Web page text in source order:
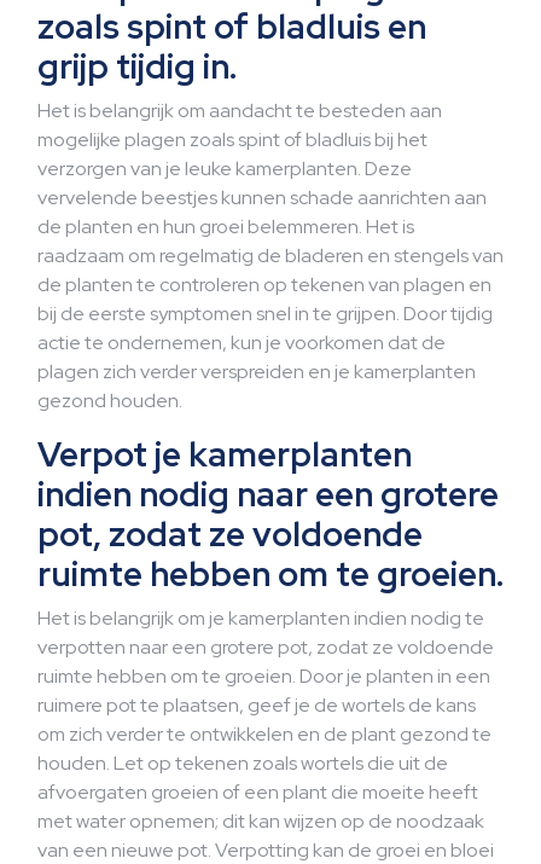
zoals spint of bladluis en
grijp tijdig in.
Het is belangrijk om aandacht te besteden aan
mogelijke plagen zoals spint of bladluis bij het
verzorgen van je leuke kamerplanten. Deze
vervelende beestjes kunnen schade aanrichten aan
de planten en hun groei belemmeren. Het is
raadzaam om regelmatig de bladeren en stengels van
de planten te controleren op tekenen van plagen en
bij de eerste symptomen snel in te grijpen. Door tijdig
actie te ondernemen, kun je voorkomen dat de
plagen zich verder verspreiden en je kamerplanten
gezond houden.
Verpot je kamerplanten
indien nodig naar een grotere
pot, zodat ze voldoende
ruimte hebben om te groeien.
Het is belangrijk om je kamerplanten indien nodig te
verpotten naar een grotere pot, zodat ze voldoende
ruimte hebben om te groeien. Door je planten in een
ruimere pot te plaatsen, geef je de wortels de kans
om zich verder te ontwikkelen en de plant gezond te
houden. Let op tekenen zoals wortels die uit de
afvoergaten groeien of een plant die moeite heeft
met water opnemen; dit kan wijzen op de noodzaak
van een nieuwe pot. Verpotting kan de groei en bloei